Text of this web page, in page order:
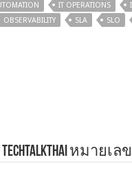
IT OPERATIONS
OBSERVABILITY SLA SLO
หมายเลข